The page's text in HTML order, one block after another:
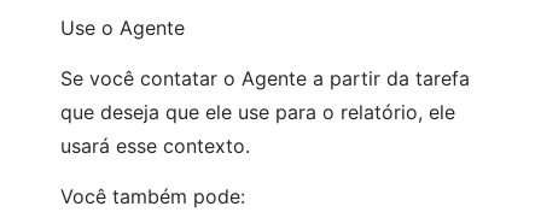
Use o Agente
Se você contatar o Agente a partir da tarefa
que deseja que ele use para o relatório, ele
usará esse contexto.
Você também pode: